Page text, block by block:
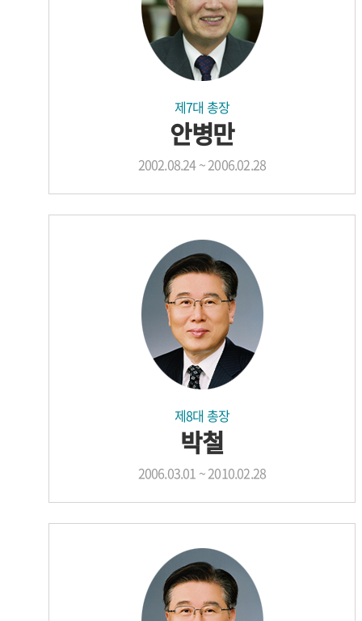
제7대 총장
안병만
2002.08.24 ~ 2006.02.28
제8대 총장
박철
2006.03.01 ~ 2010.02.28